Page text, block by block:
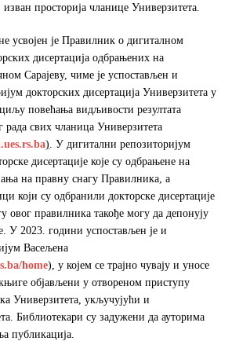
просторија чланице Универзитета.
усвојен је Правилник о дигиталном
дисертација одбрањених на
Сарајеву, чиме је успостављен и
докторских дисертација Универзитета у
повећања видљивости резултата
рада свих чланица Универзитета
) . У дигитални репозиторијум
дисертације које су одбрањене на
на правну снагу Правилника, а
који су одбранили докторске дисертације
овог правилника такође могу да депонују
У 2023. години успостављен је и
Васељена
home), у којем се трајно чувају и уносе
објављени у отвореном приступу
Универзитета, укључујући и
Библиотекари су задужени да ауторима
публикација.